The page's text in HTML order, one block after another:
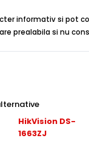
informativ si pot
prealabila si nu
HikVision DS-
1663ZJ